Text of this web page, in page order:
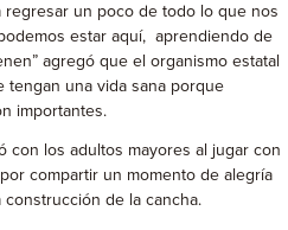
regresar un poco de todo lo que nos
estar aquí, aprendiendo de
agregó que el organismo estatal
tengan una vida sana porque
importantes.
con los adultos mayores al jugar con
compartir un momento de alegría
de la cancha.